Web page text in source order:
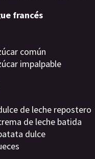
francés
común
impalpable
de leche repostero
de leche batida
dulce